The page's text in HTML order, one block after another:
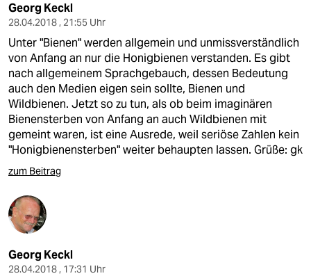
Georg Keckl
28.04.2018 , 21:55 Uhr
Unter "Bienen" werden allgemein und unmissverständlich
von Anfang an nur die Honigbienen verstanden. Es gibt
nach allgemeinem Sprachgebauch, dessen Bedeutung
auch den Medien eigen sein sollte, Bienen und
Wildbienen. Jetzt so zu tun, als ob beim imaginären
Bienensterben von Anfang an auch Wildbienen mit
gemeint waren, ist eine Ausrede, weil seriöse Zahlen kein
"Honigbienensterben" weiter behaupten lassen. Grüße: gk
zum Beitrag
Georg Keckl
28.04.2018 , 17:31 Uhr